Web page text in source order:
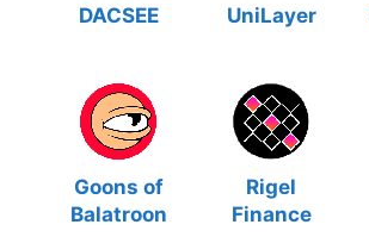
DACSEE UniLayer
Goons of
Balatroon
Rigel
Finance